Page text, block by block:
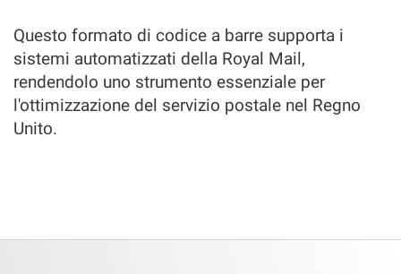
Questo formato di codice a barre supporta i
sistemi automatizzati della Royal Mail,
rendendolo uno strumento essenziale per
l'ottimizzazione del servizio postale nel Regno
Unito.